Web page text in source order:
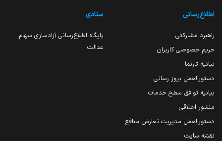
اطلاع‌رسانی
راهبرد مشارکتی
حریم خصوصی کاربران
بیانیه تارنما
دستورالعمل بروز رسانی
بیانیه توافق سطح خدمات
منشور اخلاقی
دستورالعمل مدیریت تعارض منافع
نقشه سایت
ستادی
پایگاه اطلاع‌رسانی آزادسازی سهام
عدالت